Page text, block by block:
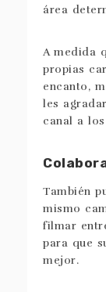
área
A medida
propias
encanto,
les
canal a
También
mismo
filmar
para que
mejor.